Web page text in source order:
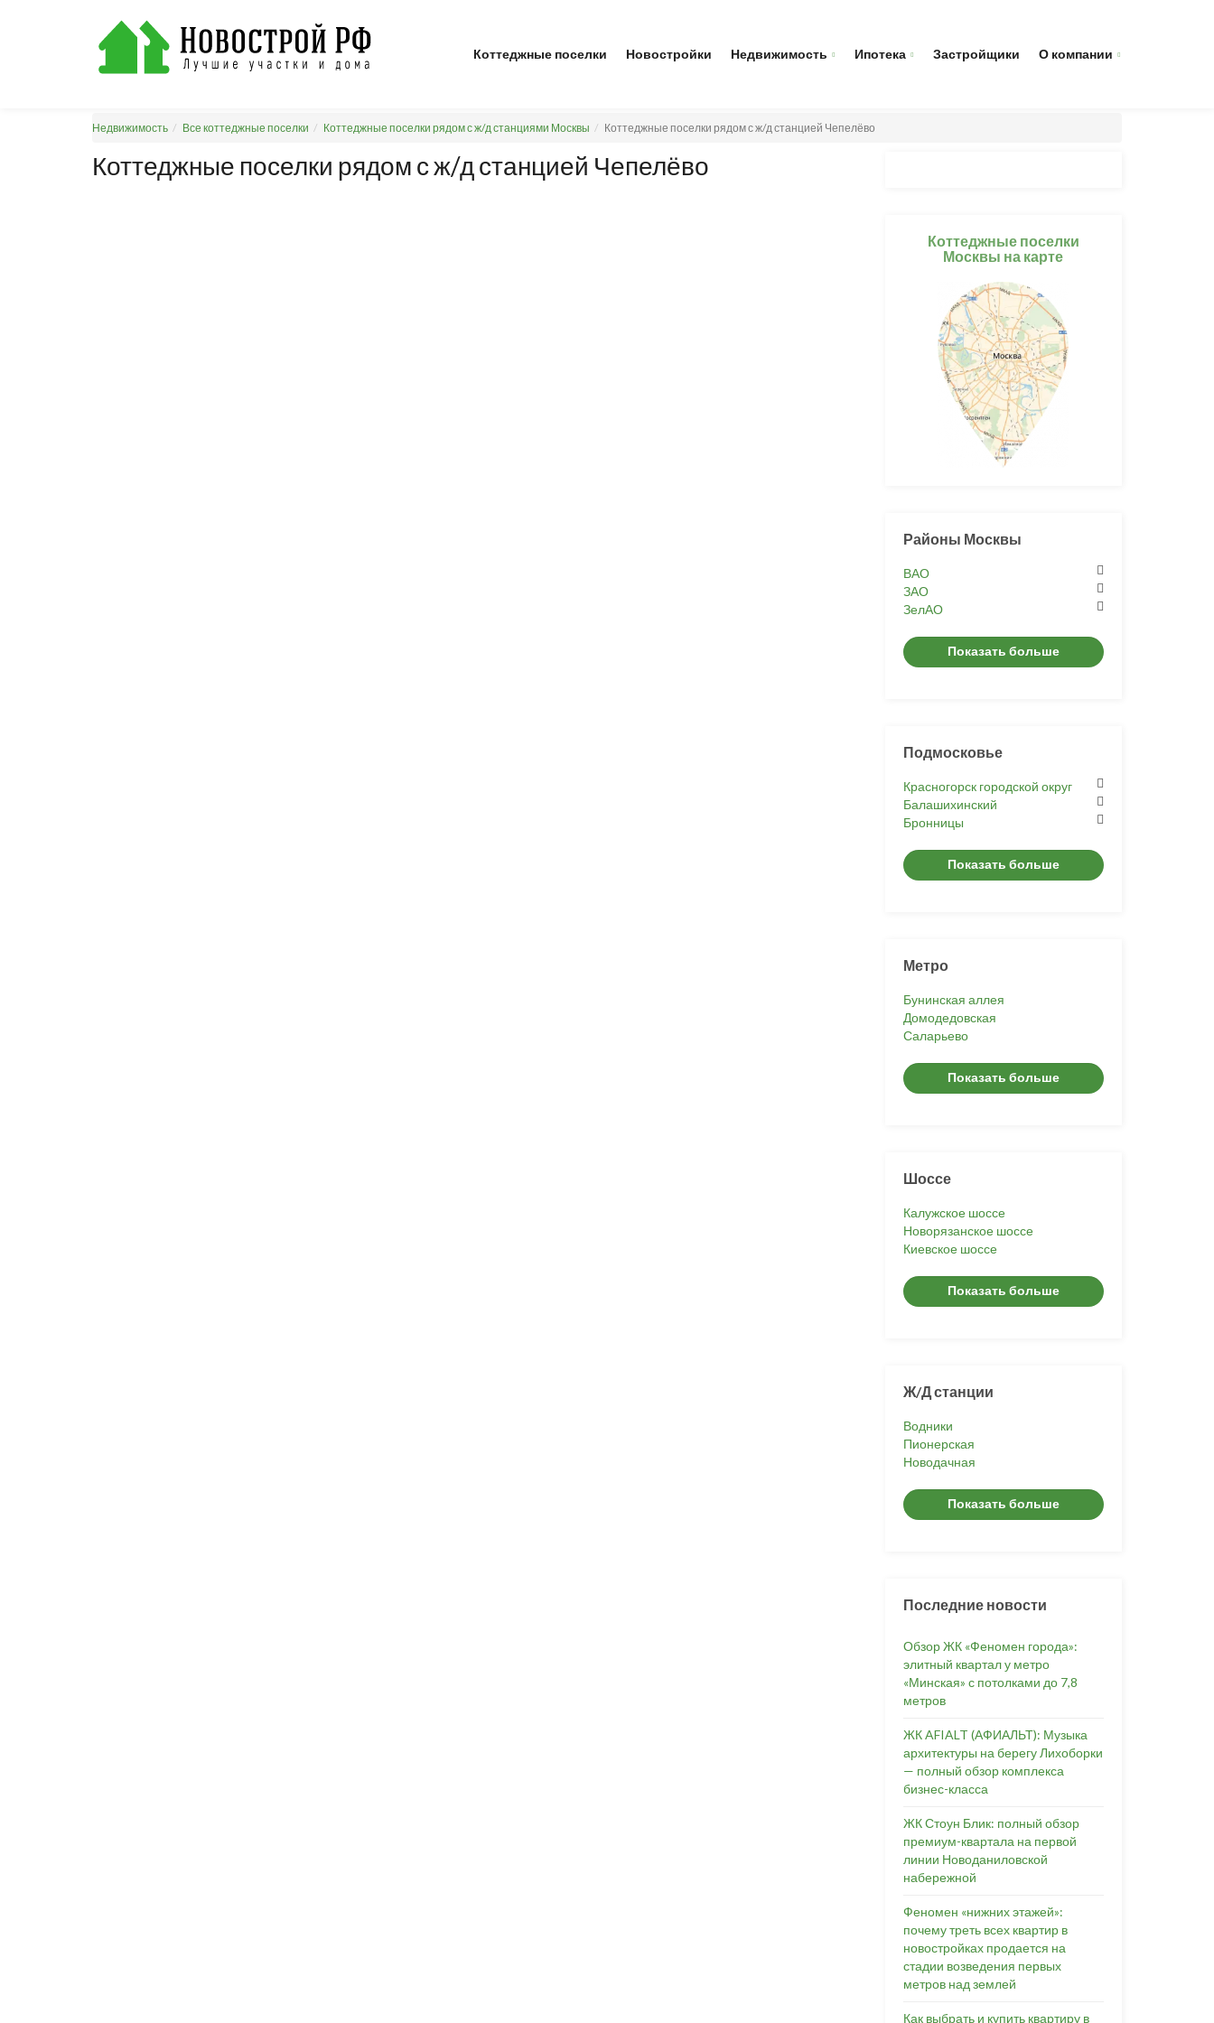
Коттеджные поселки Новостройки Недвижимость Ипотека Застройщики О компании
Недвижимость Все коттеджные поселки Коттеджные поселки рядом с ж/д станциями Москвы Коттеджные поселки рядом с ж/д станцией Чепелёво
Коттеджные поселки рядом с ж/д станцией Чепелёво
Коттеджные поселки
Москвы на карте
Районы Москвы
ВАО
ЗАО
ЗелАО
Показать больше
Подмосковье
Красногорск городской округ
Балашихинский
Бронницы
Показать больше
Метро
Бунинская аллея
Домодедовская
Саларьево
Показать больше
Шоссе
Калужское шоссе
Новорязанское шоссе
Киевское шоссе
Показать больше
Ж/Д станции
Водники
Пионерская
Новодачная
Показать больше
Последние новости
Обзор ЖК «Феномен города»:
элитный квартал у метро
«Минская» с потолками до 7,8
метров
ЖК AFIALT (АФИАЛЬТ): Музыка
архитектуры на берегу Лихоборки
— полный обзор комплекса
бизнес-класса
ЖК Стоун Блик: полный обзор
премиум-квартала на первой
линии Новоданиловской
набережной
Феномен «нижних этажей»:
почему треть всех квартир в
новостройках продается на
стадии возведения первых
метров над землей
Как выбрать и купить квартиру в